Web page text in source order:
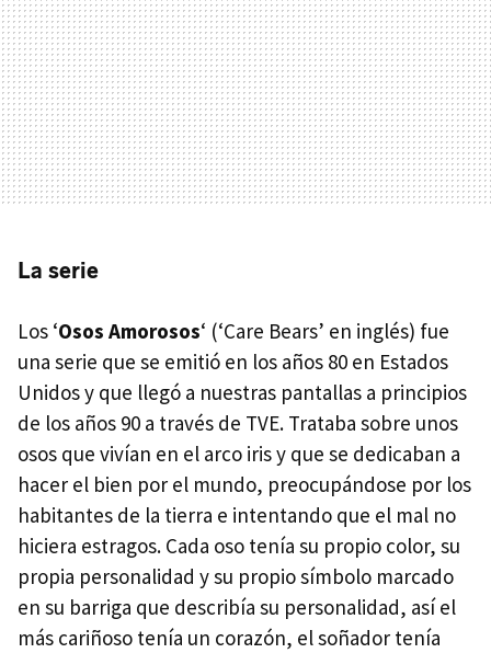
La serie
Los ‘Osos Amorosos‘ (‘Care Bears’ en inglés) fue
una serie que se emitió en los años 80 en Estados
Unidos y que llegó a nuestras pantallas a principios
de los años 90 a través de TVE. Trataba sobre unos
osos que vivían en el arco iris y que se dedicaban a
hacer el bien por el mundo, preocupándose por los
habitantes de la tierra e intentando que el mal no
hiciera estragos. Cada oso tenía su propio color, su
propia personalidad y su propio símbolo marcado
en su barriga que describía su personalidad, así el
más cariñoso tenía un corazón, el soñador tenía